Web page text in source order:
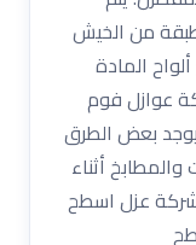
من الخيش
المادة
عوازل فوم
بعض الطرق
أثناء
شركة عزل اسطح